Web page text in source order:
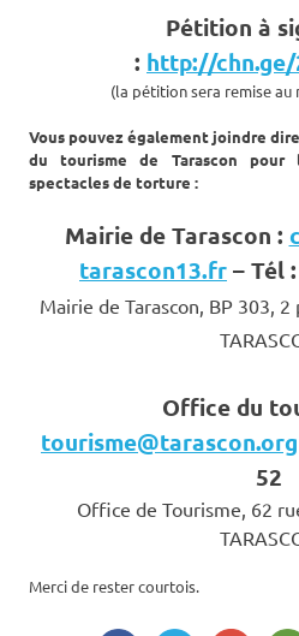
Pétition à
: http://chn.ge/
(la pétition sera remise au
Vous pouvez également joindre
du tourisme de Tarascon
spectacles de torture :
Mairie de Tarascon :
tarascon13.fr – Tél
Mairie de Tarascon, BP 303,
Office du
tourisme@tarascon.org
52
Office de Tourisme, 62
Merci de rester courtois.